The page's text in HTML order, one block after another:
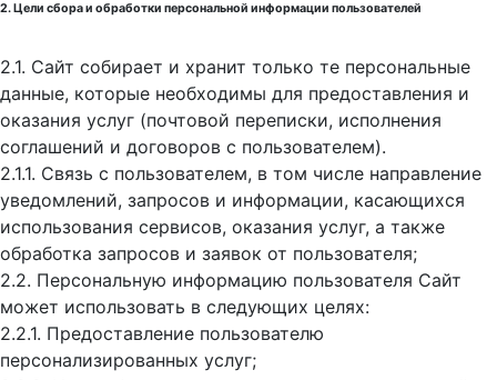
2. Цели сбора и обработки персональной информации пользователей
2.1. Сайт собирает и хранит только те персональные
данные, которые необходимы для предоставления и
оказания услуг (почтовой переписки, исполнения
соглашений и договоров с пользователем).
2.1.1. Связь с пользователем, в том числе направление
уведомлений, запросов и информации, касающихся
использования сервисов, оказания услуг, а также
обработка запросов и заявок от пользователя;
2.2. Персональную информацию пользователя Сайт
может использовать в следующих целях:
2.2.1. Предоставление пользователю
персонализированных услуг;